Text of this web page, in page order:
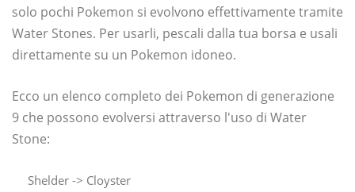
solo pochi Pokemon si evolvono effettivamente tramite
Water Stones. Per usarli, pescali dalla tua borsa e usali
direttamente su un Pokemon idoneo.
Ecco un elenco completo dei Pokemon di generazione
9 che possono evolversi attraverso l'uso di Water
Stone:
Shelder -> Cloyster